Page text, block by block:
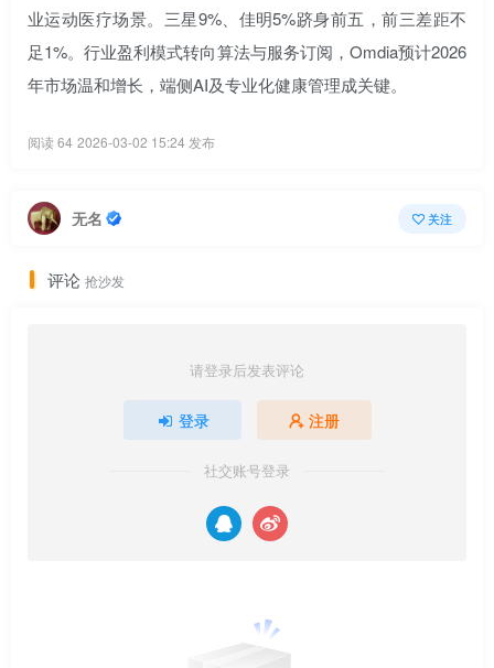
业运动医疗场景。三星9%、佳明5%跻身前五，前三差距不
足1%。行业盈利模式转向算法与服务订阅，Omdia预计2026
年市场温和增长，端侧AI及专业化健康管理成关键。
阅读 64 2026-03-02 15:24 发布
无名 关注
评论 抢沙发
请登录后发表评论
登录 注册
社交账号登录